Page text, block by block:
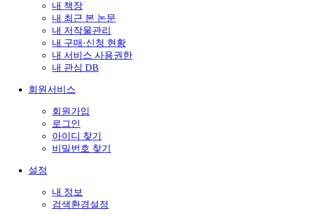
내 책장
내 최근 본 논문
내 저작물관리
내 구매·신청 현황
내 서비스 사용권한
내 관심 DB
회원서비스
회원가입
로그인
아이디 찾기
비밀번호 찾기
설정
내 정보
검색환경설정